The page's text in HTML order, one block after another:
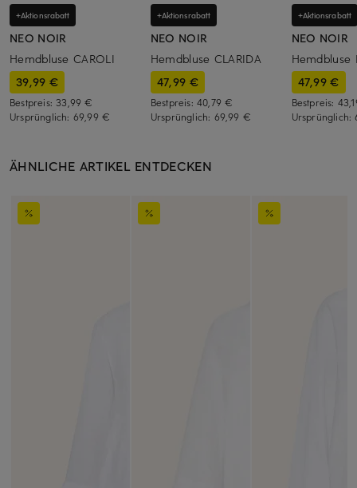
+Aktionsrabatt
NEO NOIR
Hemdbluse CAROLI
39,99 €
Bestpreis:33,99 €
Ursprünglich: 69,99 €
+Aktionsrabatt
NEO NOIR
Hemdbluse CLARIDA
47,99 €
Bestpreis: 40,79 €
Ursprünglich: 69,99 €
+Aktionsrabatt
NEO NOIR
Hemdbluse
47,99 €
Bestpreis:
Ursprünglich:
ÄHNLICHE ARTIKEL ENTDECKEN